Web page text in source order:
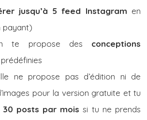
jusqu’à 5 feed Instagram en
payant)
te propose des conceptions
prédéfinies
ne propose pas d’édition ni de
pour la version gratuite et tu
30 posts par moissi tu ne prends